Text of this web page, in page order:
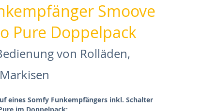
Smoove
Pure Doppelpack
von Rolläden,
eines Somfy Funkempfängers inkl. Schalter